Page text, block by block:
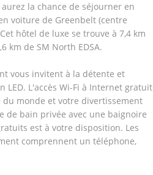
aurez la chance de séjourner en
voiture de Greenbelt (centre
hôtel de luxe se trouve à 7,4 km
km de SM North EDSA.
vous invitent à la détente et
L'accès Wi-Fi à Internet gratuit
monde et votre divertissement
de bain privée avec une baignoire
est à votre disposition. Les
comprennent un téléphone,